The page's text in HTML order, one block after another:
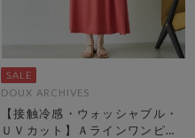
DOUX ARCHIVES
【接触冷感・ウォッシャブル・
ＵＶカット】Ａラインワンピー